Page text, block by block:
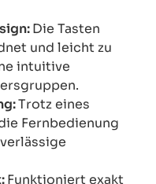
Die Tasten
und leicht zu
intuitive
Trotz eines
Fernbedienung
Funktioniert exakt